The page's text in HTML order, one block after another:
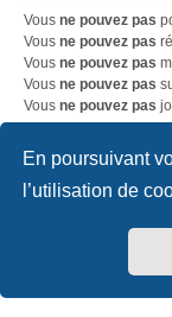
En poursuivant
l’utilisation de
Vous ne pouvez pas
Vous ne pouvez pas
Vous ne pouvez pas
Vous ne pouvez pas
Vous ne pouvez pas
Accueil Index du